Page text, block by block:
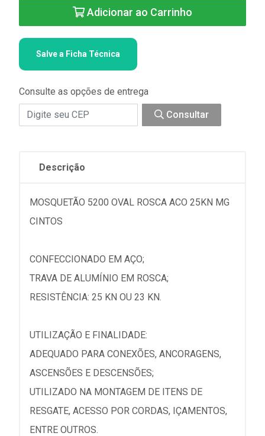
Adicionar ao Carrinho
Salve a Ficha Técnica
Consulte as opções de entrega
Consultar
Descrição
MOSQUETÃO 5200 OVAL ROSCA ACO 25KN MG
CINTOS
CONFECCIONADO EM AÇO;
TRAVA DE ALUMÍNIO EM ROSCA;
RESISTÊNCIA: 25 KN OU 23 KN.
UTILIZAÇÃO E FINALIDADE:
ADEQUADO PARA CONEXÕES, ANCORAGENS,
ASCENSÕES E DESCENSÕES;
UTILIZADO NA MONTAGEM DE ITENS DE
RESGATE, ACESSO POR CORDAS, IÇAMENTOS,
ENTRE OUTROS.